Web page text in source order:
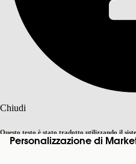
Chiudi
Questo testo è stato tradotto utilizzando il
Ulteriori dettagli sono disponibiliqui .
Personalizzazione di